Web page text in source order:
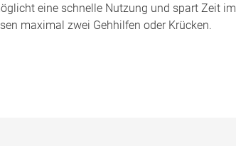
eine schnelle Nutzung und spart Zeit im
maximal zwei Gehhilfen oder Krücken.